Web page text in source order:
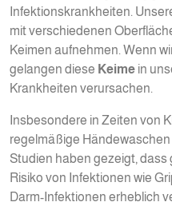
Infektionskrankheiten.
mit verschiedenen
Keimen aufnehmen. Wenn
gelangen diese Keime in
Krankheiten verursachen.
Insbesondere in Zeiten von
regelmäßige
Studien haben gezeigt,
Risiko von Infektionen wie
Darm-Infektionen erheblich